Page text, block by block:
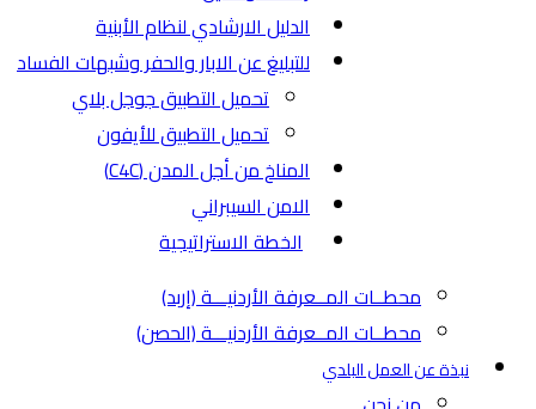
الدليل الارشادي لنظام الأبنية
للتبليغ عن الابار والحفر وشبهات الفساد
تحميل التطبيق جوجل بلاي
تحميل التطبيق للأيفون
المناخ من أجل المدن (C4C)
الامن السيبراني
الخطة الاستراتيجية
محطــات المــعرفة الأردنيـــة (إربد)
محطــات المــعرفة الأردنيـــة (الحصن)
نبذة عن العمل البلدي